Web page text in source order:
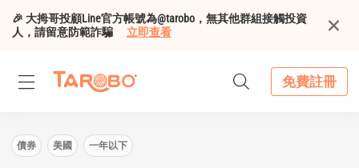
🎉 大拇哥投顧Line官方帳號為@tarobo，無其他群組接觸投資
人，請留意防範詐騙
立即查看
免費註冊
債券 美國 一年以下